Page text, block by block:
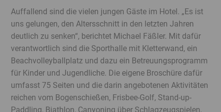
Ende
Auffallend sind die vielen jungen Gäste im Hotel. „Es ist
uns gelungen, den Altersschnitt in den letzten Jahren
deutlich zu senken“, berichtet Michael Fäßler. Mit dafür
verantwortlich sind die Sporthalle mit Kletterwand, ein
Beachvolleyballplatz und dazu ein Betreuungsprogramm
für Kinder und Jugendliche. Die eigene Broschüre dafür
umfasst 75 Seiten und die darin angebotenen Aktivitäten
reichen vom Bogenschießen, Frisbee-Golf, Stand-up-
Paddling, Biathlon, Canyoning über Schlagzeugspielen,